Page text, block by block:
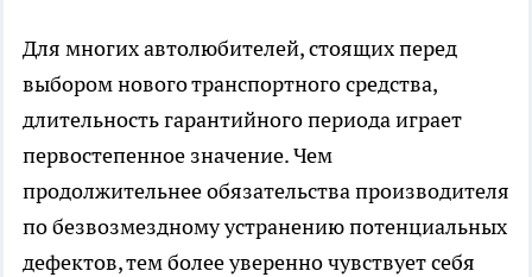
Для многих автолюбителей, стоящих перед
выбором нового транспортного средства,
длительность гарантийного периода играет
первостепенное значение. Чем
продолжительнее обязательства производителя
по безвозмездному устранению потенциальных
дефектов, тем более уверенно чувствует себя